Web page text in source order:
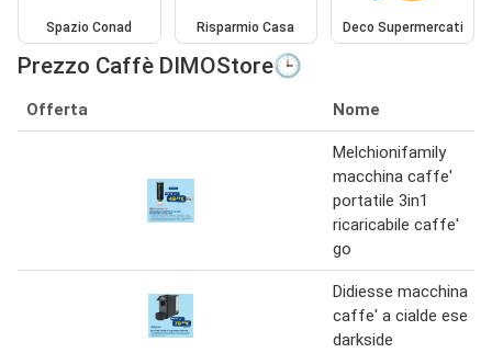
Spazio Conad Risparmio Casa Deco Supermercati
Prezzo Caffè DIMOStore🕒
Offerta Nome
Melchionifamily
macchina caffe'
portatile 3in1
ricaricabile caffe'
go
Didiesse macchina
caffe' a cialde ese
darkside